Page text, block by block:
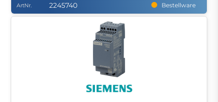
ArtNr. 2245740 Bestellware